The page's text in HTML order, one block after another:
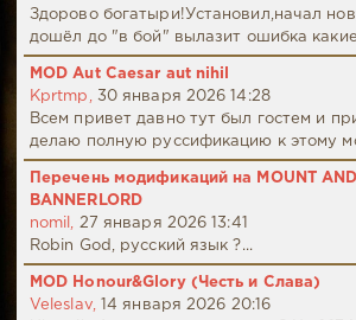
Здорово богатыри!Установил,начал
дошёл до "в бой" вылазит ошибка какие
MOD Aut Caesar aut nihil
Kprtmp, 30 января 2026 14:28
Всем привет давно тут был гостем и
делаю полную руссификацию к этому
Перечень модификаций на MOUNT
BANNERLORD
nomil, 27 января 2026 13:41
Robin God, русский язык ?...
MOD Honour&Glory (Честь и Слава)
Veleslav,
14 января 2026 20:16